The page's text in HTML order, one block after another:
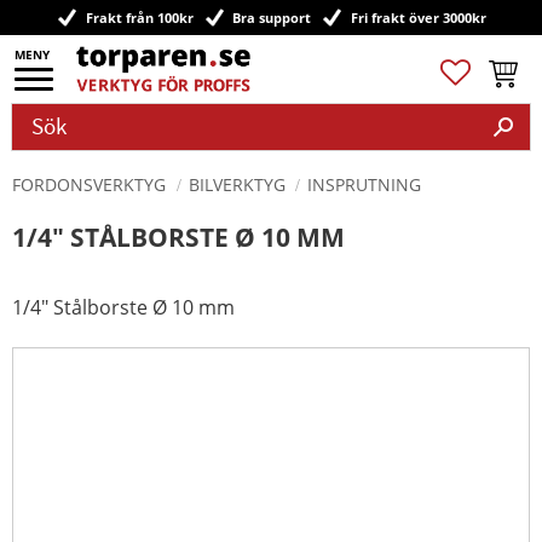
Meny
Frakt från 100kr Bra support Fri frakt över 3000kr
Favoriter
FORDONSVERKTYG BILVERKTYG INSPRUTNING
1/4" STÅLBORSTE Ø 10 MM
1/4" Stålborste Ø 10 mm